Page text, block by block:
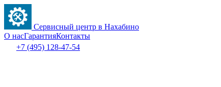
Сервисный центр в Нахабино
О насГарантияКонтакты
+7 (495) 128-47-54